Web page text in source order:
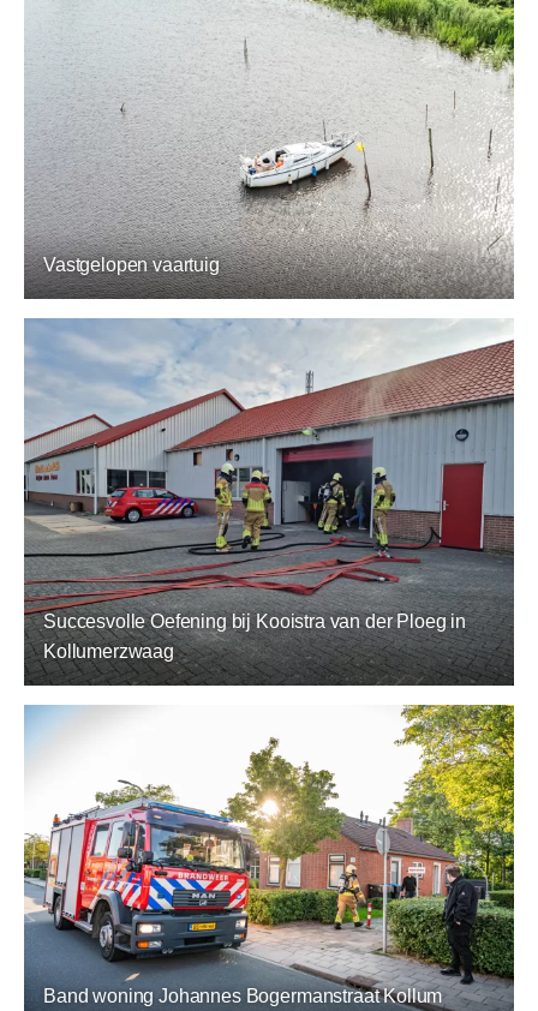
Vastgelopen vaartuig
Succesvolle Oefening bij Kooistra van der Ploeg in
Kollumerzwaag
Band woning Johannes Bogermanstraat Kollum